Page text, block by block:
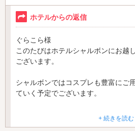
ホテルからの返信
ぐらこら様
このたびはホテルシャルボンにお越
ございます。
シャルボンではコスプレも豊富にご
ていく予定でございます。
またフロントの対応もお褒めいただ
+ 続きを読む